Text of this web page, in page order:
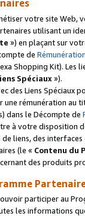
votre site Web,
utilisant un
») en plaçant sur
de
Shopping Kit).
Spéciaux»).
des Liens Spéciaux
rémunération
dans le Décompte de
à votre disposition
liens, des
(le « Contenu du
des produits
participer au
les informations